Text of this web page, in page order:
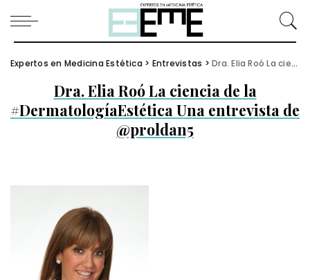
Expertos en Medicina Estética > Entrevistas >Dra. Elia Roó La ciencia de la #DermatologíaEstética Una entrevista de @proldan5
Dra. Elia Roó La ciencia de la
#DermatologíaEstética Una entrevista de
@proldan5